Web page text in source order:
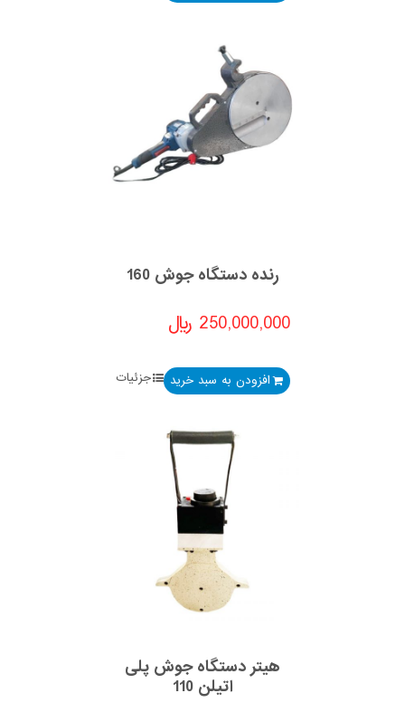
رنده دستگاه جوش 160
﷼ 250,000,000
افزودن به سبد خرید جزئیات
هیتر دستگاه جوش پلی
اتیلن 110